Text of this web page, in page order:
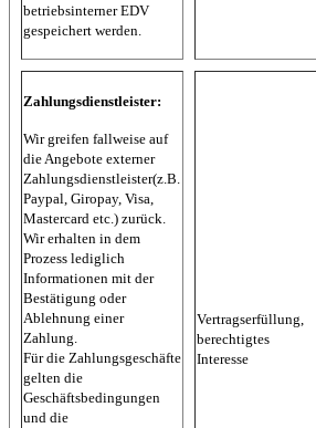
betriebsinterner EDV
gespeichert werden.
Zahlungsdienstleister:
Wir greifen fallweise auf
die Angebote externer
Zahlungsdienstleister(z.B.
Paypal, Giropay, Visa,
Mastercard etc.) zurück.
Wir erhalten in dem
Prozess lediglich
Informationen mit der
Bestätigung oder
Ablehnung einer
Zahlung.
Für die Zahlungsgeschäfte
gelten die
Geschäftsbedingungen
und die
Vertragserfüllung,
berechtigtes
Interesse